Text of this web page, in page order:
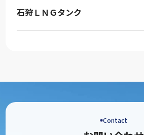
石狩ＬＮＧタンク
Contact